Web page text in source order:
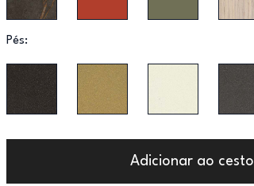
Pés:
Adicionar ao cesto